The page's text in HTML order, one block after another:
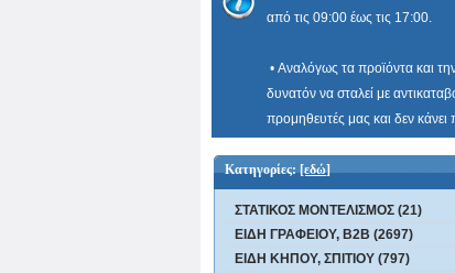
από τις 09:00 έως τις 17:00.
• Αναλόγως τα προϊόντα και
δυνατόν να σταλεί με
προμηθευτές μας και δεν
Κατηγορίες:[εδώ]
ΣΤΑΤΙΚΟΣ ΜΟΝΤΕΛΙΣΜΟΣ (21)
ΕΙΔΗ ΓΡΑΦΕΙΟΥ, B2B (2697)
ΕΙΔΗ ΚΗΠΟΥ, ΣΠΙΤΙΟΥ (797)